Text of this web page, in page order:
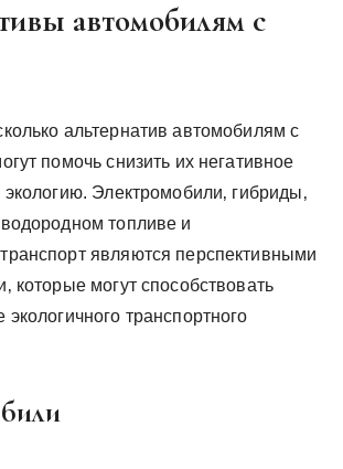
автомобилям с
альтернатив автомобилям с
помочь снизить их негативное
Электромобили‚ гибриды‚
топливе и
являются перспективными
которые могут способствовать
транспортного